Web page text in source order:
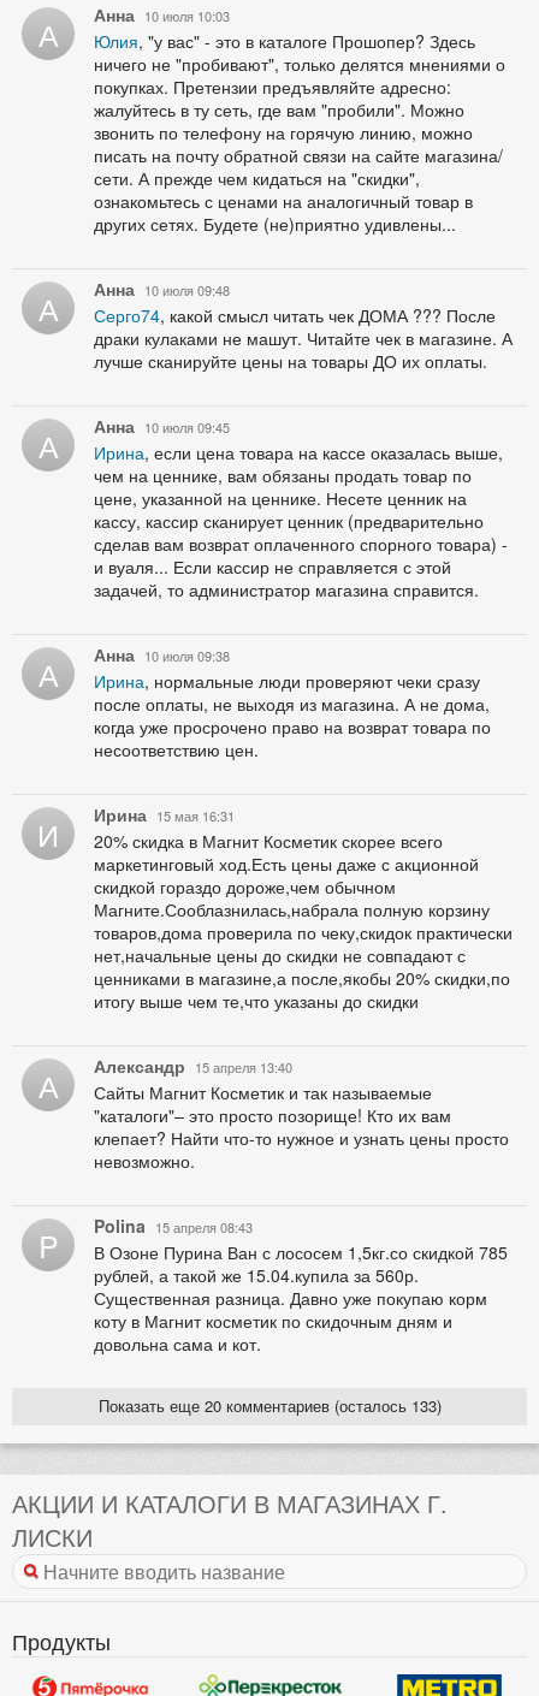
А Анна 10 июля 10:03
Юлия, "у вас" - это в каталоге Прошопер? Здесь
ничего не "пробивают", только делятся мнениями о
покупках. Претензии предъявляйте адресно:
жалуйтесь в ту сеть, где вам "пробили". Можно
звонить по телефону на горячую линию, можно
писать на почту обратной связи на сайте магазина/
сети. А прежде чем кидаться на "скидки",
ознакомьтесь с ценами на аналогичный товар в
других сетях. Будете (не)приятно удивлены...
А Анна 10 июля 09:48
Серго74, какой смысл читать чек ДОМА ??? После
драки кулаками не машут. Читайте чек в магазине. А
лучше сканируйте цены на товары ДО их оплаты.
А Анна 10 июля 09:45
Ирина, если цена товара на кассе оказалась выше,
чем на ценнике, вам обязаны продать товар по
цене, указанной на ценнике. Несете ценник на
кассу, кассир сканирует ценник (предварительно
сделав вам возврат оплаченного спорного товара) -
и вуаля... Если кассир не справляется с этой
задачей, то администратор магазина справится.
А Анна 10 июля 09:38
Ирина, нормальные люди проверяют чеки сразу
после оплаты, не выходя из магазина. А не дома,
когда уже просрочено право на возврат товара по
несоответствию цен.
И Ирина 15 мая 16:31
20% скидка в Магнит Косметик скорее всего
маркетинговый ход.Есть цены даже с акционной
скидкой гораздо дороже,чем обычном
Магните.Сооблазнилась,набрала полную корзину
товаров,дома проверила по чеку,скидок практически
нет,начальные цены до скидки не совпадают с
ценниками в магазине,а после,якобы 20% скидки,по
итогу выше чем те,что указаны до скидки
А Александр 15 апреля 13:40
Сайты Магнит Косметик и так называемые
"каталоги"– это просто позорище! Кто их вам
клепает? Найти что-то нужное и узнать цены просто
невозможно.
P Polina 15 апреля 08:43
В Озоне Пурина Ван с лососем 1,5кг.со скидкой 785
рублей, а такой же 15.04.купила за 560р.
Существенная разница. Давно уже покупаю корм
коту в Магнит косметик по скидочным дням и
довольна сама и кот.
Показать еще 20 комментариев (осталось 133)
АКЦИИ И КАТАЛОГИ В МАГАЗИНАХ Г.
ЛИСКИ
Продукты